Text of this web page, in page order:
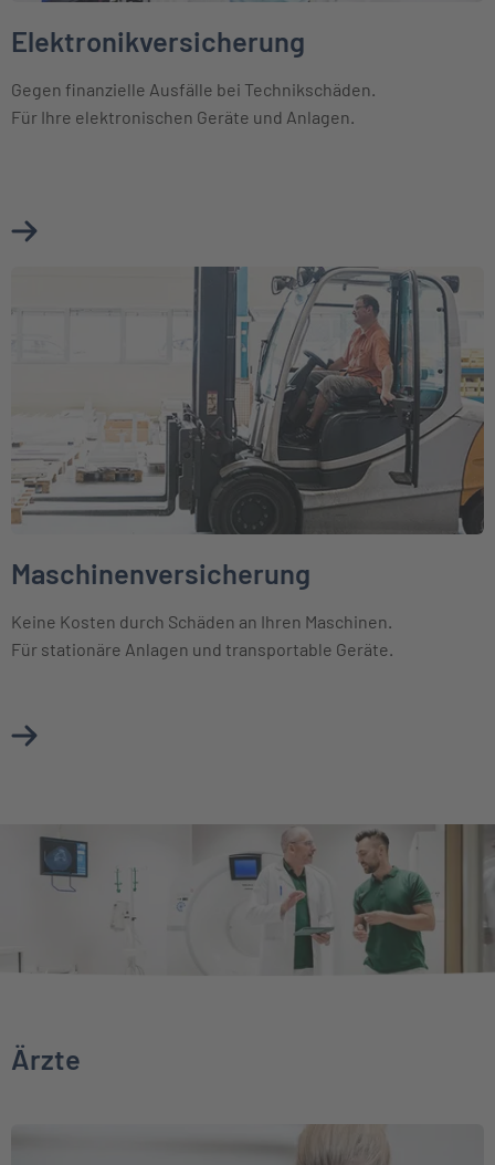
Elektronikversicherung
Gegen finanzielle Ausfälle bei Technikschäden.
Für Ihre elektronischen Geräte und Anlagen.
Mehr über Elektronikversicherung erfahren
Weiter zu Maschinenversicherung
Maschinenversicherung
Keine Kosten durch Schäden an Ihren Maschinen.
Für stationäre Anlagen und transportable Geräte.
Mehr über Maschinenversicherung erfahren
Ärzte